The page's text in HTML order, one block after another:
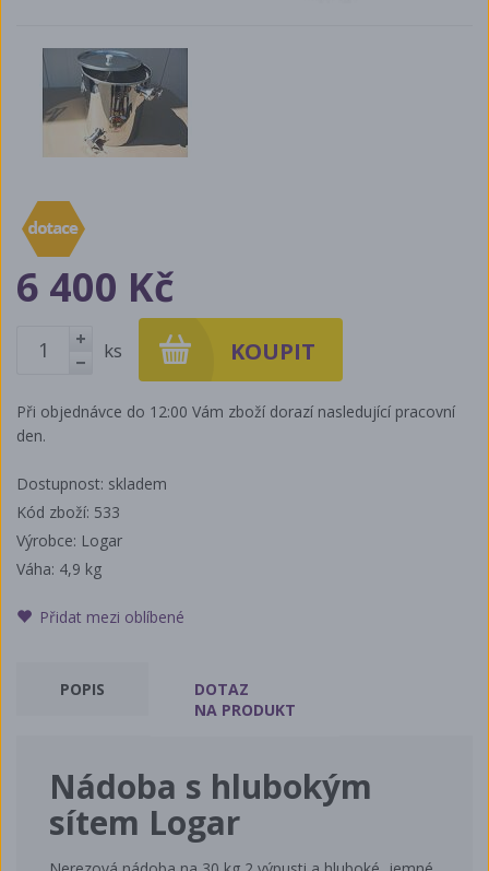
6 400 Kč
+
ks
Při objednávce do 12:00 Vám zboží dorazí nasledující pracovní
den.
Dostupnost: skladem
Kód zboží: 533
Výrobce: Logar
Váha: 4,9 kg
Přidat mezi oblíbené
POPIS
DOTAZ
NA PRODUKT
Nádoba s hlubokým
sítem Logar